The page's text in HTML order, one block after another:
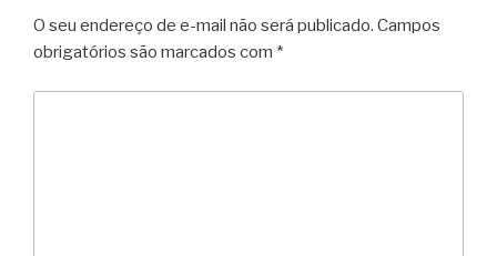
O seu endereço de e-mail não será publicado. Campos
obrigatórios são marcados com *